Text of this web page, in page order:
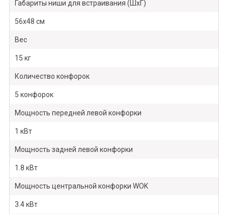
Габариты ниши для встраивания (ШхГ)
56х48 см
Вес
15 кг
Количество конфорок
5 конфорок
Мощность передней левой конфорки
1 кВт
Мощность задней левой конфорки
1.8 кВт
Мощность центральной конфорки WOK
3.4 кВт